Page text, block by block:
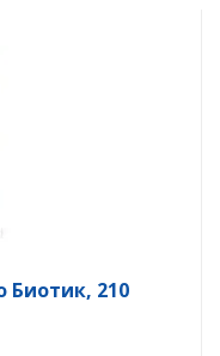
Биотик, 210